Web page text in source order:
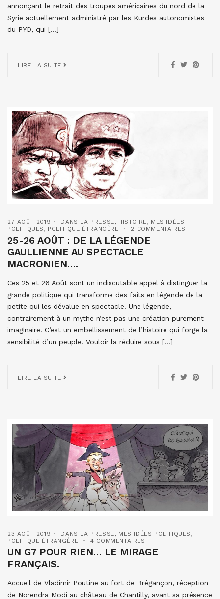
annonçant le retrait des troupes américaines du nord de la
Syrie actuellement administré par les Kurdes autonomistes
du PYD, qui […]
LIRE LA SUITE
27 AOÛT 2019 DANS LA PRESSE, HISTOIRE, MES IDÉES
POLITIQUES , POLITIQUE ÉTRANGÈRE 2 COMMENTAIRES
25-26 AOÛT : DE LA LÉGENDE
GAULLIENNE AU SPECTACLE
MACRONIEN….
Ces 25 et 26 Août sont un indiscutable appel à distinguer la
grande politique qui transforme des faits en légende de la
petite qui les dévalue en spectacle. Une légende,
contrairement à un mythe n’est pas une création purement
imaginaire. C’est un embellissement de l’histoire qui forge la
sensibilité d’un peuple. Vouloir la réduire sous […]
LIRE LA SUITE
23 AOÛT 2019 DANS LA PRESSE, MES IDÉES POLITIQUES ,
POLITIQUE ÉTRANGÈRE
4 COMMENTAIRES
UN G7 POUR RIEN… LE MIRAGE
FRANÇAIS.
Accueil de Vladimir Poutine au fort de Brégançon, réception
de Norendra Modi au château de Chantilly, avant sa présence